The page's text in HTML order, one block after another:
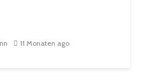
11 Monaten ago